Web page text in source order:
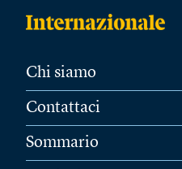
Chi siamo
Contattaci
Sommario